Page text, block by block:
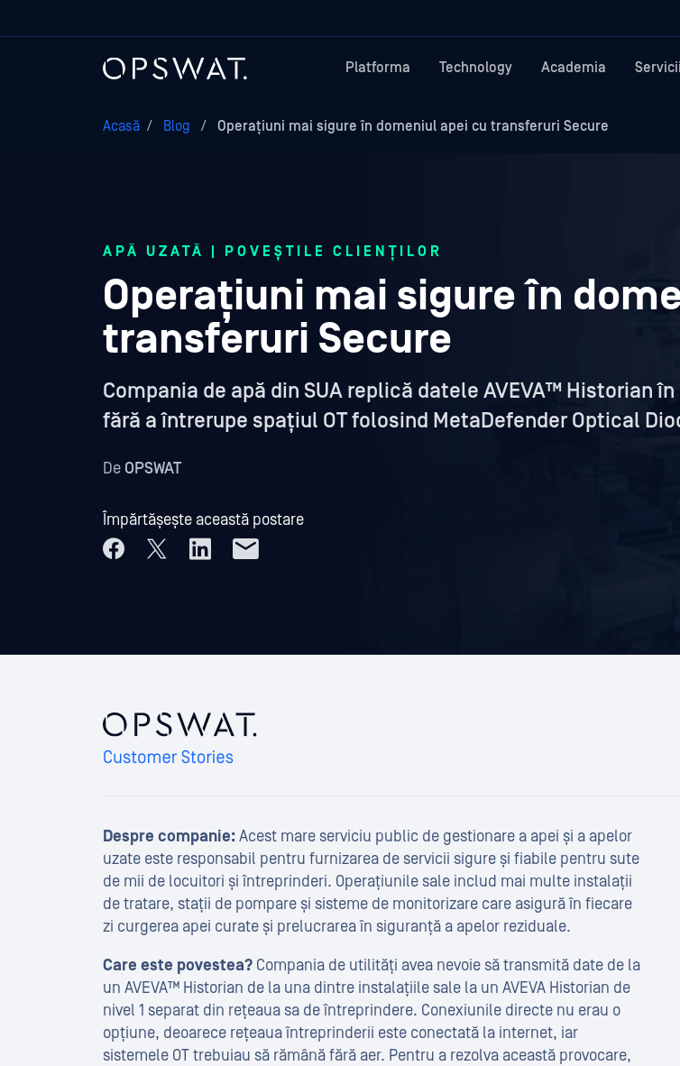
Platforma Technology Academia Servicii
Acasă / Blog / Operațiuni mai sigure în domeniul apei cu transferuri Secure
APĂ UZATĂ | POVEȘTILE CLIENȚILOR
Operațiuni mai sigure în
transferuri Secure
Compania de apă din SUA replică datele AVEVA™ Historian
fără a întrerupe spațiul OT folosind MetaDefender Optical
De OPSWAT
Împărtășește această postare
Despre companie:Acest mare serviciu public de gestionare a apei și a apelor
uzate este responsabil pentru furnizarea de servicii sigure și fiabile pentru sute
de mii de locuitori și întreprinderi. Operațiunile sale includ mai multe instalații
de tratare, stații de pompare și sisteme de monitorizare care asigură în fiecare
zi curgerea apei curate și prelucrarea în siguranță a apelor reziduale.
Care este povestea? Compania de utilități avea nevoie să transmită date de la
un AVEVA™ Historian de la una dintre instalațiile sale la un AVEVA Historian de
nivel 1 separat din rețeaua sa de întreprindere. Conexiunile directe nu erau o
opțiune, deoarece rețeaua întreprinderii este conectată la internet, iar
sistemele OT trebuiau să rămână fără aer. Pentru a rezolva această provocare,